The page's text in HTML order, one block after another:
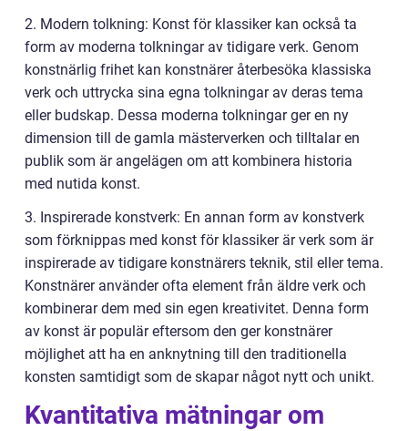
2. Modern tolkning: Konst för klassiker kan också ta
form av moderna tolkningar av tidigare verk. Genom
konstnärlig frihet kan konstnärer återbesöka klassiska
verk och uttrycka sina egna tolkningar av deras tema
eller budskap. Dessa moderna tolkningar ger en ny
dimension till de gamla mästerverken och tilltalar en
publik som är angelägen om att kombinera historia
med nutida konst.
3. Inspirerade konstverk: En annan form av konstverk
som förknippas med konst för klassiker är verk som är
inspirerade av tidigare konstnärers teknik, stil eller tema.
Konstnärer använder ofta element från äldre verk och
kombinerar dem med sin egen kreativitet. Denna form
av konst är populär eftersom den ger konstnärer
möjlighet att ha en anknytning till den traditionella
konsten samtidigt som de skapar något nytt och unikt.
Kvantitativa mätningar om